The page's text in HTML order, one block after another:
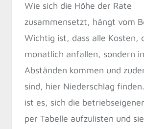
Wie sich die Höhe der Rate
zusammensetzt, hängt vom
Wichtig ist, dass alle Kosten,
monatlich anfallen, sondern
Abständen kommen und
sind, hier Niederschlag
ist es, sich die
per Tabelle aufzulisten und